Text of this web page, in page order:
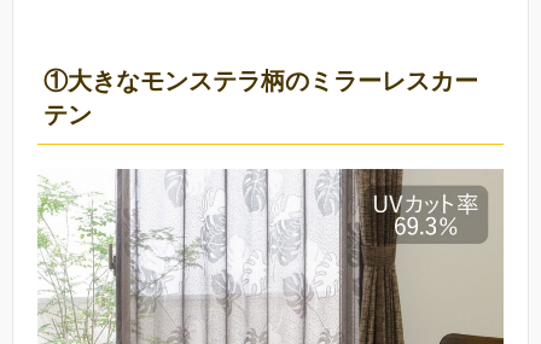
①大きなモンステラ柄のミラーレスカー
テン